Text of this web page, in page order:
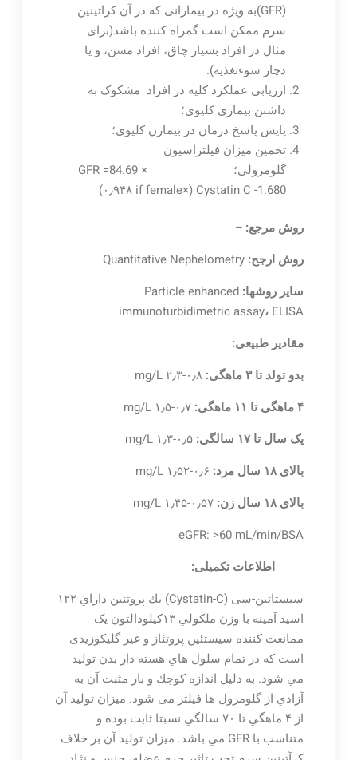
(GFR)به ویژه در بیمارانی که در آن کراتینین
سرم ممکن است گمراه کننده باشد(برای
مثال در افراد بسیار چاق، افراد مسن، و یا
دچار سوءتغذیه).
ارزیابی عملکرد کلیه در افراد مشکوک به
داشتن بیماری کلیوی؛
پایش پاسخ درمان در بیمارن کلیوی؛
تخمین میزان فیلتراسیون
گلومرولی؛ GFR =84.69 ×
Cystatin C -1.680 (×۰٫۹۴۸ if female)
روش مرجع: –
روش ارجح: Quantitative Nephelometry
سایر روشها: Particle enhanced
immunoturbidimetric assay، ELISA
مقادیر طبیعی:
بدو تولد تا ۳ ماهگی:
۰٫۸-۲٫۳ mg/L
۴ ماهگی تا ۱۱ ماهگی:
۰٫۷-۱٫۵ mg/L
یک سال تا ۱۷ سالگی:
۰٫۵-۱٫۳ mg/L
بالای ۱۸ سال مرد:
۰٫۶-۱٫۵۲ mg/L
بالای ۱۸ سال زن:
۰٫۵۷-۱٫۴۵ mg/L
eGFR: >60 mL/min/BSA
اطلاعات تکمیلی:
سيستاتين-سی (Cystatin-C) يك پروتئين داراي ۱۲۲
اسيد آمينه با وزن ملكولي ۱۳کیلودالتون یک
ممانعت کننده سیستئین پروتئاز و غیر گلیکوزیدی
است كه در تمام سلول هاي هسته دار بدن توليد
مي شود. به دليل اندازه كوچك و بار مثبت آن به
آزادي از گلومرول ها فيلتر می شود. ميزان توليد آن
از ۴ ماهگي تا ۷۰ سالگي نسبتا ثابت بوده و
متناسب با GFR مي باشد. ميزان توليد آن بر خلاف